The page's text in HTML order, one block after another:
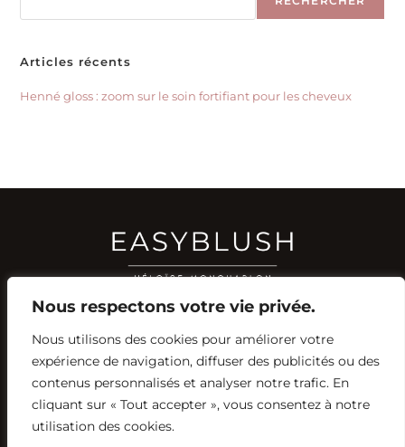
Nous respectons votre vie privée.
Nous utilisons des cookies pour améliorer votre
expérience de navigation, diffuser des publicités ou des
contenus personnalisés et analyser notre trafic. En
cliquant sur « Tout accepter », vous consentez à notre
utilisation des cookies.
Articles récents
Henné gloss : zoom sur le soin fortifiant pour les cheveux
RÉSEAUX SOCIAUX
YOUTUBE
INSTAGRAM
FACEBOOK
PINTEREST